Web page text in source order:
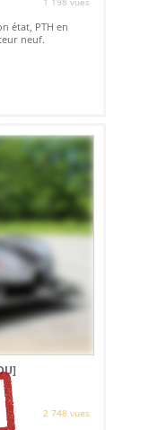
état, PTH en
neuf.
2 748 vues